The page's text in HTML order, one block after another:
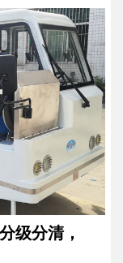
级分清，